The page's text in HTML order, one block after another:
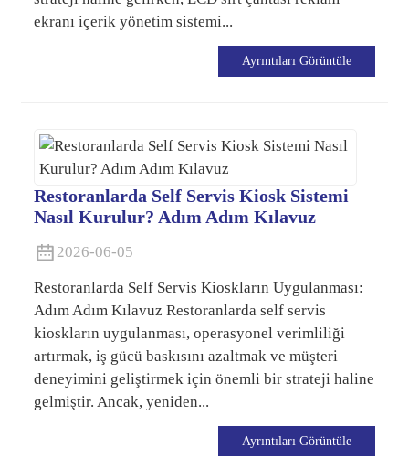
ekranı içerik yönetim sistemi...
Ayrıntıları Görüntüle
Restoranlarda Self Servis Kiosk Sistemi
Nasıl Kurulur? Adım Adım Kılavuz
2026-06-05
Restoranlarda Self Servis Kioskların Uygulanması:
Adım Adım Kılavuz Restoranlarda self servis
kioskların uygulanması, operasyonel verimliliği
artırmak, iş gücü baskısını azaltmak ve müşteri
deneyimini geliştirmek için önemli bir strateji haline
gelmiştir. Ancak, yeniden...
Ayrıntıları Görüntüle